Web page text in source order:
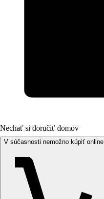
Nechať si doručiť domov
V súčasnosti nemožno kúpiť online